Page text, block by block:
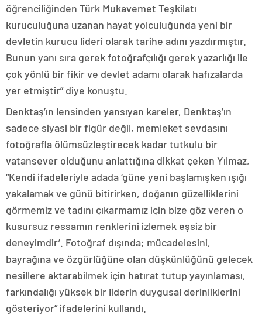
öğrenciliğinden Türk Mukavemet Teşkilatı
kuruculuğuna uzanan hayat yolculuğunda yeni bir
devletin kurucu lideri olarak tarihe adını yazdırmıştır.
Bunun yanı sıra gerek fotoğrafçılığı gerek yazarlığı ile
çok yönlü bir fikir ve devlet adamı olarak hafızalarda
yer etmiştir” diye konuştu.
Denktaş’ın lensinden yansıyan kareler, Denktaş’ın
sadece siyasi bir figür değil, memleket sevdasını
fotoğrafla ölümsüzleştirecek kadar tutkulu bir
vatansever olduğunu anlattığına dikkat çeken Yılmaz,
“Kendi ifadeleriyle adada ‘güne yeni başlamışken ışığı
yakalamak ve günü bitirirken, doğanın güzelliklerini
görmemiz ve tadını çıkarmamız için bize göz veren o
kusursuz ressamın renklerini izlemek eşsiz bir
deneyimdir’. Fotoğraf dışında; mücadelesini,
bayrağına ve özgürlüğüne olan düşkünlüğünü gelecek
nesillere aktarabilmek için hatırat tutup yayınlaması,
farkındalığı yüksek bir liderin duygusal derinliklerini
gösteriyor” ifadelerini kullandı.